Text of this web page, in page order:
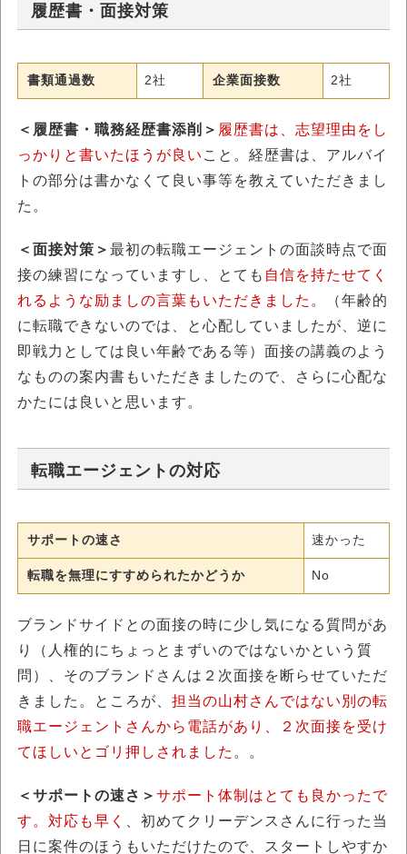
履歴書・面接対策
書類通過数 2社 企業面接数 2社
＜履歴書・職務経歴書添削＞ 履歴書は、志望理由をし
っかりと書いたほうが良い こと。経歴書は、アルバイ
トの部分は書かなくて良い事等を教えていただきまし
た。
＜面接対策＞ 最初の転職エージェントの面談時点で面
接の練習になっていますし、とても 自信を持たせてく
れるような励ましの言葉もいただきました 。（年齢的
に転職できないのでは、と心配していましたが、逆に
即戦力としては良い年齢である等）面接の講義のよう
なものの案内書もいただきましたので、さらに心配な
かたには良いと思います。
転職エージェントの対応
サポートの速さ 速かった
転職を無理にすすめられたかどうか No
ブランドサイドとの面接の時に少し気になる質問があ
り（人権的にちょっとまずいのではないかという質
問）、そのブランドさんは２次面接を断らせていただ
きました。ところが、 担当の山村さんではない別の転
職エージェントさんから電話があり、２次面接を受け
てほしいとゴリ押しされました 。。
＜サポートの速さ＞ サポート体制はとても良かったで
す。対応も早く
、初めてクリーデンスさんに行った当
日に案件のほうもいただけたので、スタートしやすか